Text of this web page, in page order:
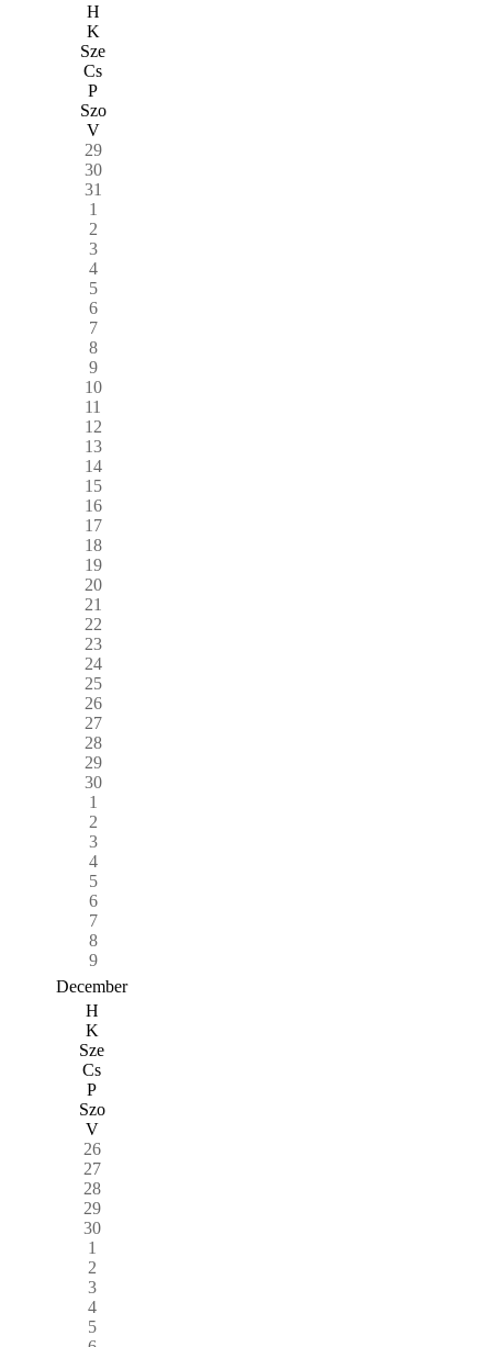
H
K
Sze
Cs
P
Szo
V
29
30
31
1
2
3
4
5
6
7
8
9
10
11
12
13
14
15
16
17
18
19
20
21
22
23
24
25
26
27
28
29
30
1
2
3
4
5
6
7
8
9
December
H
K
Sze
Cs
P
Szo
V
26
27
28
29
30
1
2
3
4
5